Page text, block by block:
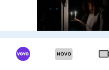
kaj storiti, da
zaščitite dom,